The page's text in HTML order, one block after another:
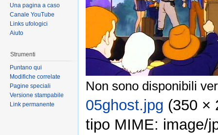
Non sono disponibili
05ghost.jpg (350
tipo MIME: image/
Una pagina a caso
Canale YouTube
Links ufologici
Aiuto
Strumenti
Puntano qui
Modifiche correlate
Pagine speciali
Versione stampabile
Link permanente